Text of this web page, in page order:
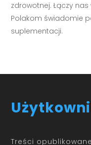
zdrowotnej. Łączy
Polakom świadomie
suplementacji.
Treści